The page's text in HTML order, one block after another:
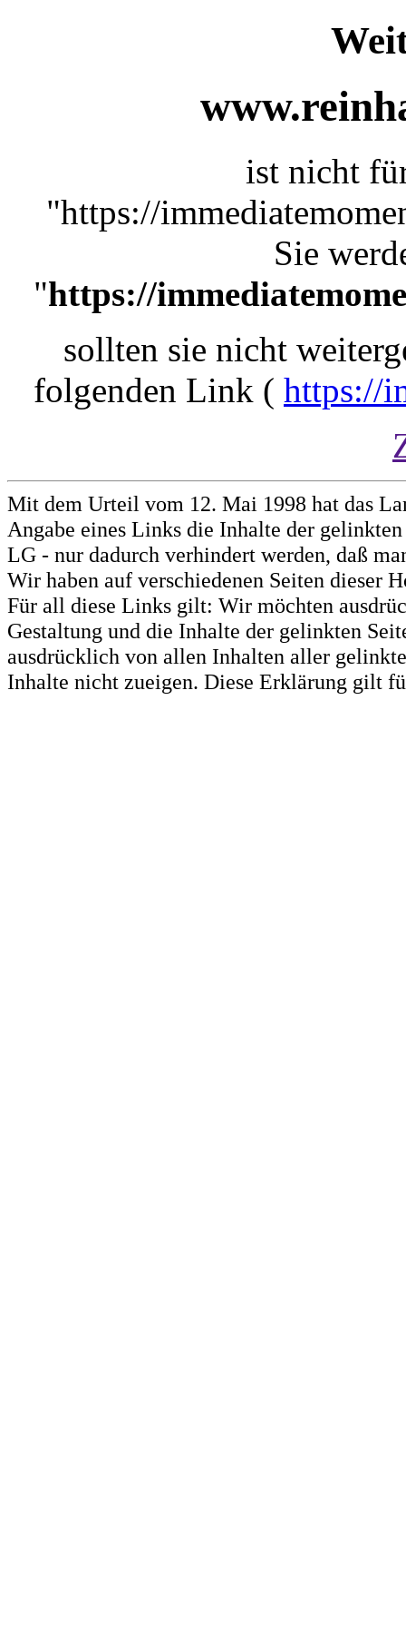
ist nicht
"https://
Sie
"https://
sollten sie nicht
folgenden Link ( https://
Mit dem Urteil vom 12. Mai 1998 hat das
Angabe eines Links die Inhalte der
LG - nur dadurch verhindert werden, daß
Wir haben auf verschiedenen Seiten dieser
Für all diese Links gilt: Wir möchten
Gestaltung und die Inhalte der gelinkten
ausdrücklich von allen Inhalten aller
Inhalte nicht zueigen. Diese Erklärung gilt